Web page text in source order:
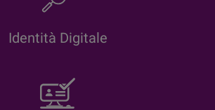
Identità Digitale